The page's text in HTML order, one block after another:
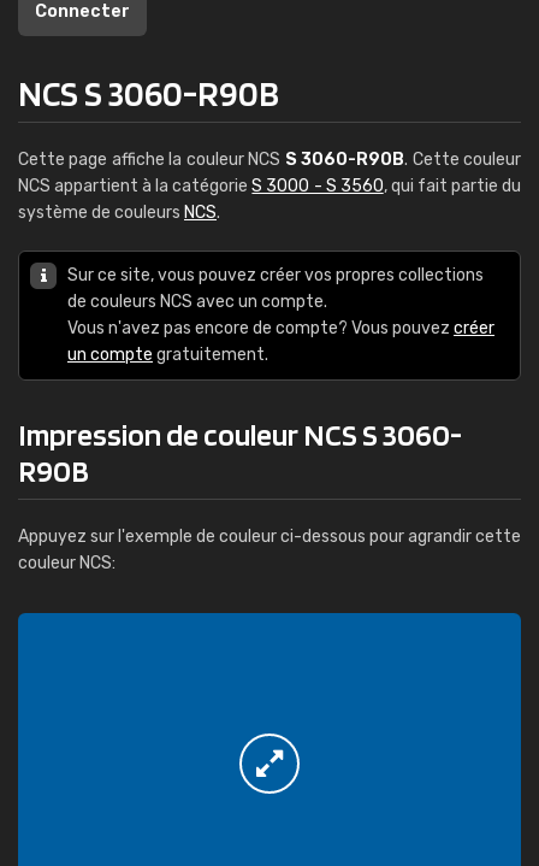
Connecter
NCS S 3060-R90B
Cette page affiche la couleur NCS S 3060-R90B. Cette couleur
NCS appartient à la catégorieS 3000 - S 3560, qui fait partie du
système de couleurs NCS.
Sur ce site, vous pouvez créer vos propres collections
de couleurs NCS avec un compte.
Vous n'avez pas encore de compte? Vous pouvez créer
un compte gratuitement.
Impression de couleur NCS S 3060-
R90B
Appuyez sur l'exemple de couleur ci-dessous pour agrandir cette
couleur NCS: